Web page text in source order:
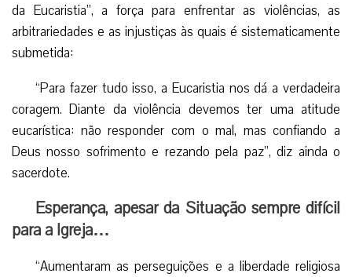
da Eucaristia”, a força para enfrentar as violências, as
arbitrariedades e as injustiças às quais é sistematicamente
submetida:
“Para fazer tudo isso, a Eucaristia nos dá a verdadeira
coragem. Diante da violência devemos ter uma atitude
eucarística: não responder com o mal, mas confiando a
Deus nosso sofrimento e rezando pela paz”, diz ainda o
sacerdote.
Esperança, apesar da Situação sempre difícil
para a Igreja…
“Aumentaram as perseguições e a liberdade religiosa